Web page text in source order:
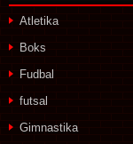
Atletika
Boks
Fudbal
futsal
Gimnastika